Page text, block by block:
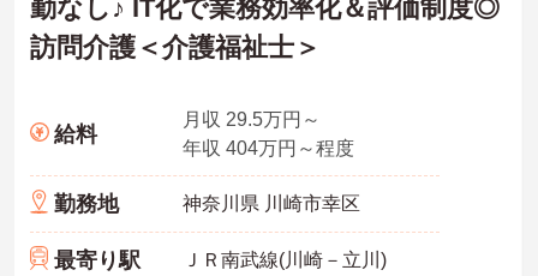
勤なし♪ IT化で業務効率化＆評価制度◎
訪問介護＜介護福祉士＞
給料
月収 29.5万円～
年収 404万円～程度
勤務地 神奈川県 川崎市幸区
最寄り駅 ＪＲ南武線(川崎－立川)